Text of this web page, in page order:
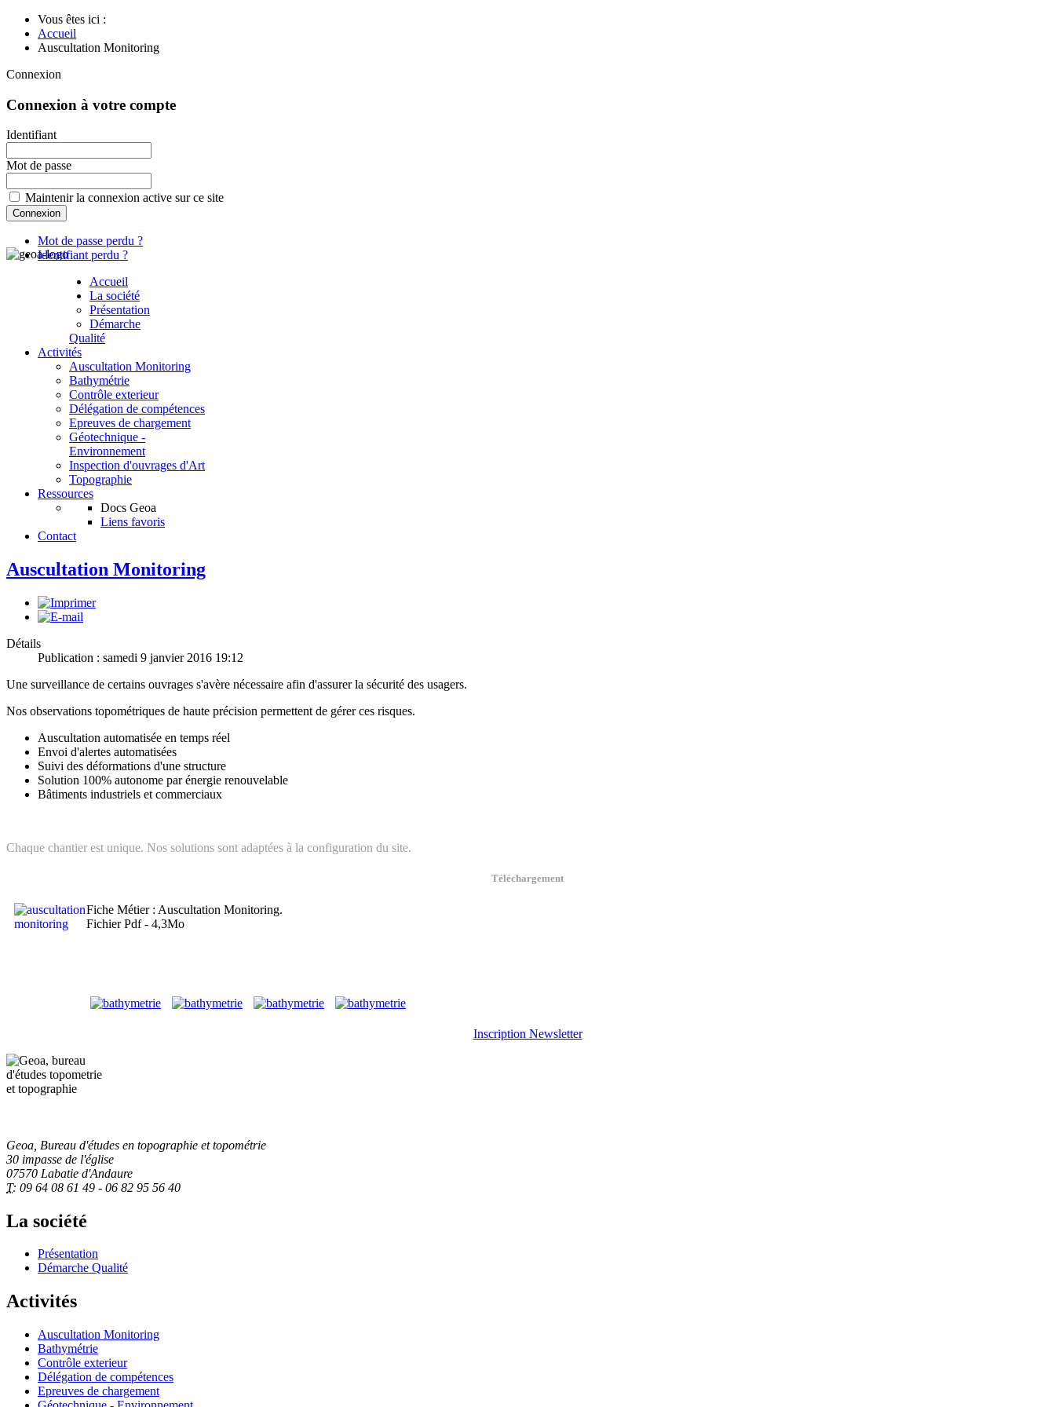
Vous êtes ici :
Accueil
Auscultation Monitoring
Connexion
Connexion à votre compte
Identifiant
Mot de passe
Maintenir la connexion active sur ce site
Mot de passe perdu ?
Identifiant perdu ?
Accueil
La société
Présentation
Démarche
Qualité
Activités
Auscultation Monitoring
Bathymétrie
Contrôle exterieur
Délégation de compétences
Epreuves de chargement
Géotechnique -
Environnement
Inspection d'ouvrages d'Art
Topographie
Ressources
Docs Geoa
Liens favoris
Contact
Auscultation Monitoring
Détails
Publication : samedi 9 janvier 2016 19:12
Une surveillance de certains ouvrages s'avère nécessaire afin d'assurer la sécurité des usagers.
Nos observations topométriques de haute précision permettent de gérer ces risques.
Auscultation automatisée en temps réel
Envoi d'alertes automatisées
Suivi des déformations d'une structure
Solution 100% autonome par énergie renouvelable
Bâtiments industriels et commerciaux
Chaque chantier est unique. Nos solutions sont adaptées à la configuration du site.
Téléchargement
Fiche Métier : Auscultation Monitoring.
Fichier Pdf - 4,3Mo
Inscription Newsletter
Geoa, Bureau d'études en topographie et topométrie
30 impasse de l'église
07570 Labatie d'Andaure
T: 09 64 08 61 49 - 06 82 95 56 40
La société
Présentation
Démarche Qualité
Activités
Auscultation Monitoring
Bathymétrie
Contrôle exterieur
Délégation de compétences
Epreuves de chargement